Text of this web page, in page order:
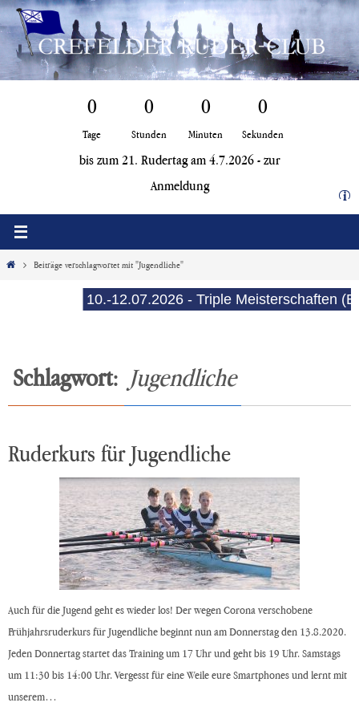
Zum
Inhalt
springen
0
Tage
0
Stunden
0
Minuten
0
Sekunden
bis zum 21. Rudertag am 4.7.2026 - zur
Anmeldung
i
Start Beiträge verschlagwortet mit "Jugendliche"
10.-12.07.2026 - Triple Meisterschaften (E-
Schlagwort: Jugendliche
Ruderkurs für Jugendliche
Auch für die Jugend geht es wieder los! Der wegen Corona verschobene
Frühjahrsruderkurs für Jugendliche beginnt nun am Donnerstag den 13.8.2020.
Jeden Donnertag startet das Training um 17 Uhr und geht bis 19 Uhr. Samstags
um 11:30 bis 14:00 Uhr. Vergesst für eine Weile eure Smartphones und lernt mit
unserem…